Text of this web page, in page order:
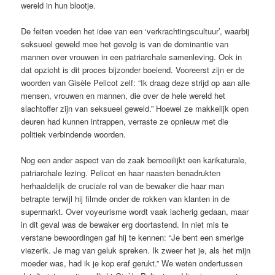
wereld in hun blootje.
De feiten voeden het idee van een ‘verkrachtingscultuur’, waarbij
seksueel geweld mee het gevolg is van de dominantie van
mannen over vrouwen in een patriarchale samenleving. Ook in
dat opzicht is dit proces bijzonder boeiend. Vooreerst zijn er de
woorden van Gisèle Pelicot zelf: “Ik draag deze strijd op aan alle
mensen, vrouwen en mannen, die over de hele wereld het
slachtoffer zijn van seksueel geweld.” Hoewel ze makkelijk open
deuren had kunnen intrappen, verraste ze opnieuw met die
politiek verbindende woorden.
Nog een ander aspect van de zaak bemoeilijkt een karikaturale,
patriarchale lezing. Pelicot en haar naasten benadrukten
herhaaldelijk de cruciale rol van de bewaker die haar man
betrapte terwijl hij filmde onder de rokken van klanten in de
supermarkt. Over voyeurisme wordt vaak lacherig gedaan, maar
in dit geval was de bewaker erg doortastend. In niet mis te
verstane bewoordingen gaf hij te kennen: “Je bent een smerige
viezerik. Je mag van geluk spreken. Ik zweer het je, als het mijn
moeder was, had ik je kop eraf gerukt.” We weten ondertussen